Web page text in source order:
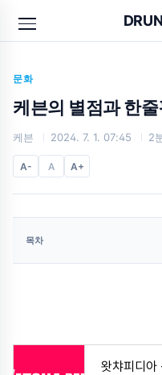
문화
케븐의 별점과 한
케븐 2024. 7. 1. 07:45 2
A- A A+
목차
왓챠피디아